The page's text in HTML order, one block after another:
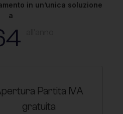
in un’unica soluzione
a
Partita IVA
gratuita